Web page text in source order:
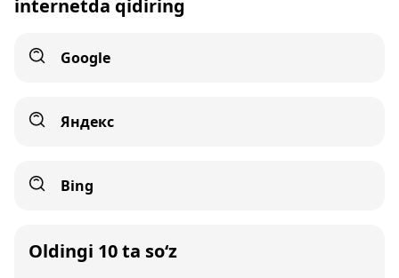
internetda qidiring
Google
Яндекс
Bing
Oldingi 10 ta so‘z